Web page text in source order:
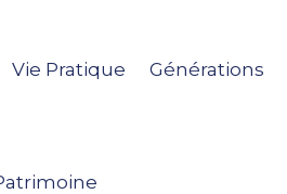
Vie Pratique Générations